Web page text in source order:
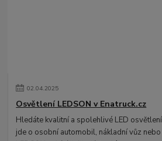
02.04.2025
Osvětlení LEDSON v Enatruck.cz
Hledáte kvalitní a spolehlivé LED
jde o osobní automobil, nákladní vůz